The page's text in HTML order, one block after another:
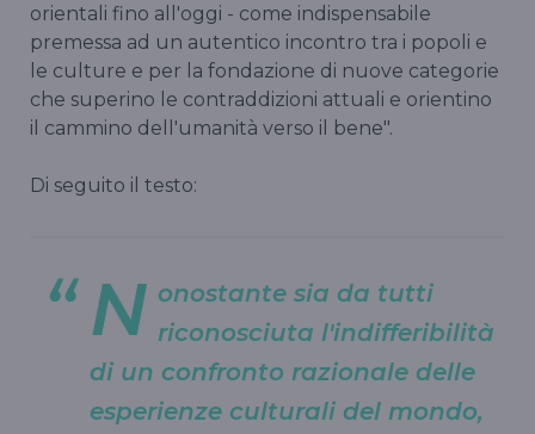
orientali fino all'oggi - come indispensabile
premessa ad un autentico incontro tra i popoli e
le culture e per la fondazione di nuove categorie
che superino le contraddizioni attuali e orientino
il cammino dell'umanità verso il bene".
Di seguito il testo:
N onostante sia da tutti
riconosciuta l'indifferibilità
di un confronto razionale delle
esperienze culturali del mondo,